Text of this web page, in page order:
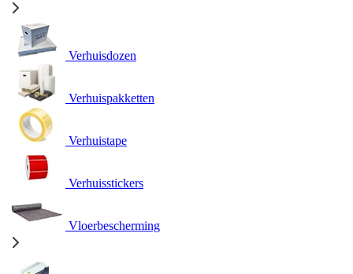
Verhuisdozen
Verhuispakketten
Verhuistape
Verhuisstickers
Vloerbescherming